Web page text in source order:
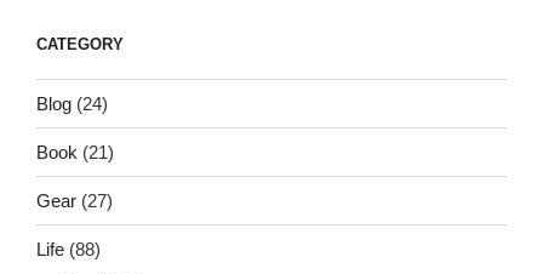
CATEGORY
Blog (24)
Book (21)
Gear (27)
Life (88)